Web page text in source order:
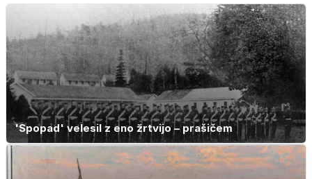
posteljo
rezultat
'Spopad' velesil z eno žrtvijo – prašičem